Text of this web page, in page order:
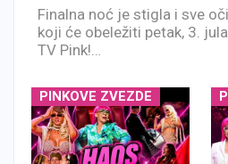
Finalna noć je stigla i sve
koji će obeležiti petak, 3.
TV Pink!…
PINKOVE ZVEZDE